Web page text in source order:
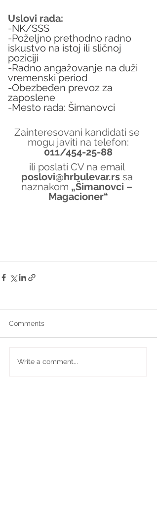
Uslovi rada:
-NK/SSS
-Poželjno prethodno radno
iskustvo na istoj ili sličnoj
poziciji
-Radno angažovanje na duži
vremenski period
-Obezbeđen prevoz za
zaposlene
-Mesto rada: Šimanovci
Zainteresovani kandidati se
mogu javiti na telefon:
011/454-25-88
ili poslati CV na email
poslovi@hrbulevar.rs sa
naznakom „Šimanovci –
Magacioner“
Comments
Write a comment...